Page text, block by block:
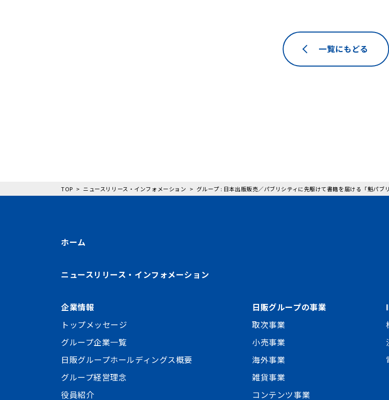
一覧にもどる
TOP ニュースリリース・インフォメーション グループ : 日本出版販売／パブリシティに先駆けて書籍を届ける「魁パ
ホーム
ニュースリリース・インフォメーション
企業情報
トップメッセージ
グループ企業一覧
日販グループホールディングス概要
グループ経営理念
役員紹介
日販グループの事業
取次事業
小売事業
海外事業
雑貨事業
コンテンツ事業